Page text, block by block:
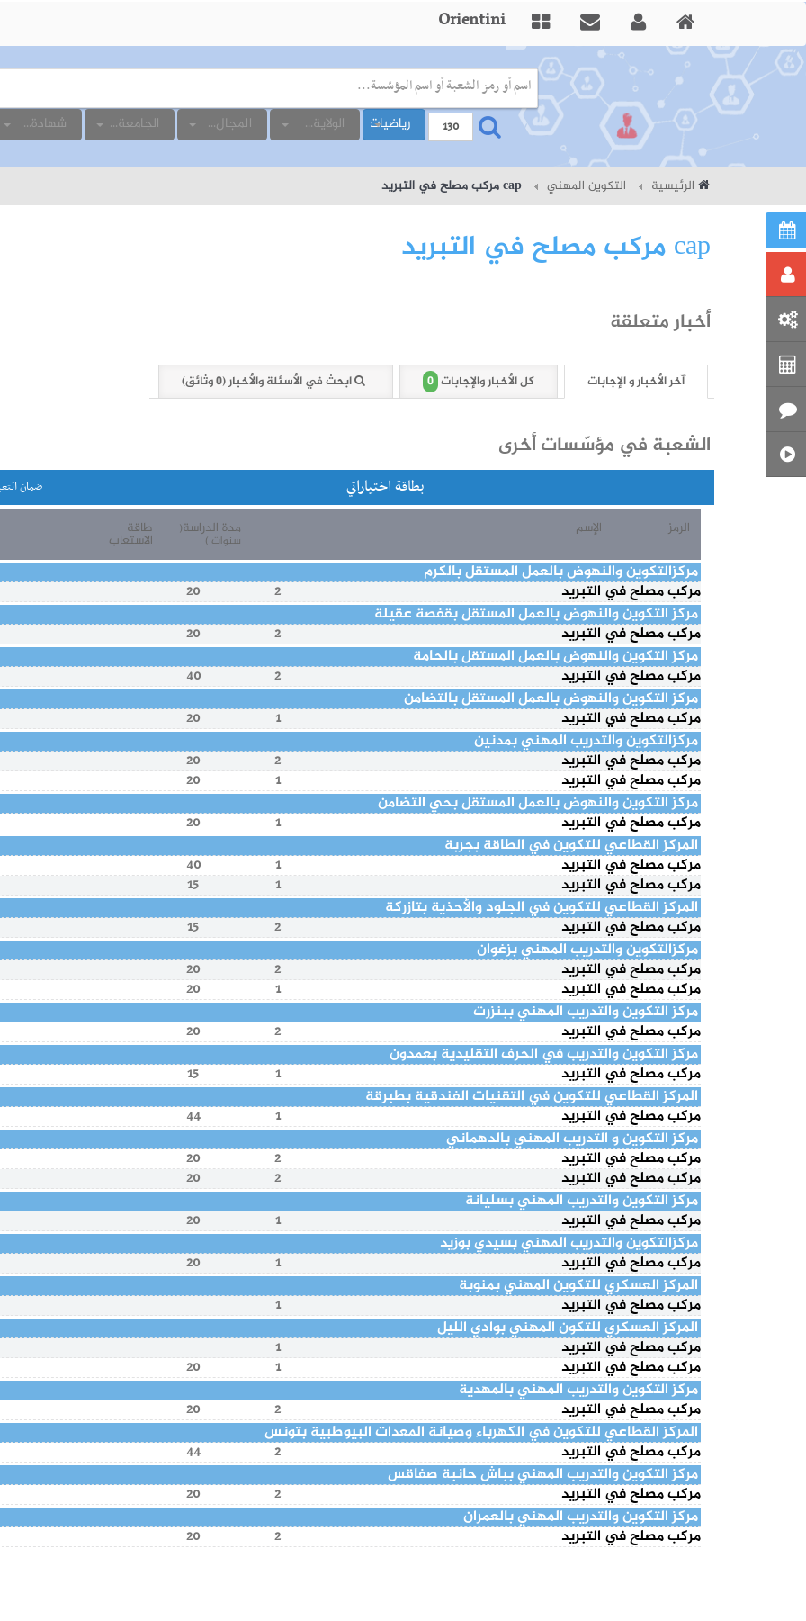
Orientini
شهادة... الجامعة... المجال... الولاية... رياضيات
الرئيسية التكوين المهني cap مركب مصلح في التبريد
cap مركب مصلح في التبريد
أخبار متعلقة
آخر الأخبار و الإجابات كل الأخبار والإجابات 0 ابحث في الأسئلة والأخبار (0 وثائق)
الشعبة في مؤسّسات أخرى
بطاقة اختياراتي ضمان
الرمز الإسم مدة الدراسة(
سنوات )
طاقة
الاستعاب
مركزالتكوين والنهوض بالعمل المستقل بالكرم
مركب مصلح في التبريد
2
20
مركز التكوين والنهوض بالعمل المستقل بقفصة عقيلة
مركب مصلح في التبريد
2
20
مركز التكوين والنهوض بالعمل المستقل بالحامة
مركب مصلح في التبريد
2
40
مركز التكوين والنهوض بالعمل المستقل بالتضامن
مركب مصلح في التبريد
1
20
مركزالتكوين والتدريب المهني بمدنين
مركب مصلح في التبريد
2
20
مركب مصلح في التبريد 1
20
مركز التكوين والنهوض بالعمل المستقل بحي التضامن
مركب مصلح في التبريد
1
20
المركز القطاعي للتكوين في الطاقة بجربة
مركب مصلح في التبريد
1
40
مركب مصلح في التبريد 1
15
المركز القطاعي للتكوين في الجلود والأحذية بتازركة
مركب مصلح في التبريد
2
15
مركزالتكوين والتدريب المهني بزغوان
مركب مصلح في التبريد
2
20
مركب مصلح في التبريد 1
20
مركز التكوين والتدريب المهني ببنزرت
مركب مصلح في التبريد
2
20
مركز التكوين والتدريب في الحرف التقليدية بعمدون
مركب مصلح في التبريد
1
15
المركز القطاعي للتكوين في التقنيات الفندقية بطبرقة
مركب مصلح في التبريد
1
44
مركز التكوين و التدريب المهني بالدهماني
مركب مصلح في التبريد
2
20
مركب مصلح في التبريد 2
20
مركز التكوين والتدريب المهني بسليانة
مركب مصلح في التبريد
1
20
مركزالتكوين والتدريب المهني بسيدي بوزيد
مركب مصلح في التبريد
1
20
المركز العسكري للتكوين المهني بمنوبة
مركب مصلح في التبريد
1
المركز العسكري للتكون المهني بوادي الليل
مركب مصلح في التبريد
1
مركب مصلح في التبريد 1
20
مركز التكوين والتدريب المهني بالمهدية
مركب مصلح في التبريد
2
20
المركز القطاعي للتكوين في الكهرباء وصيانة المعدات البيوطبية بتونس
مركب مصلح في التبريد
2
44
مركز التكوين والتدريب المهني بباش حانبة صفاقس
مركب مصلح في التبريد
2
20
مركز التكوين والتدريب المهني بالعمران
مركب مصلح في التبريد
2
20